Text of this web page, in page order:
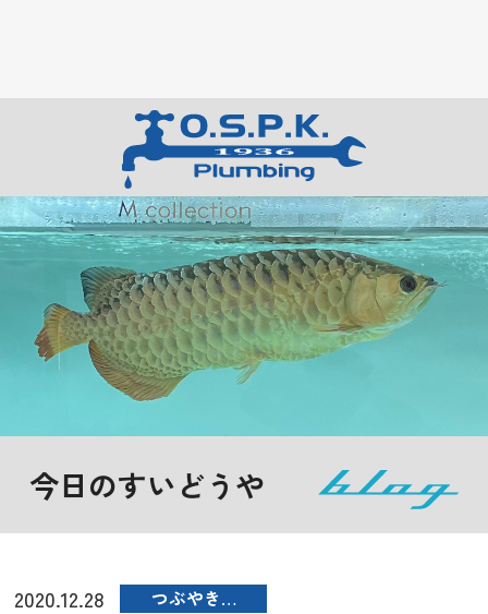
今日のすいどうや
2020.12.28 つぶやき…